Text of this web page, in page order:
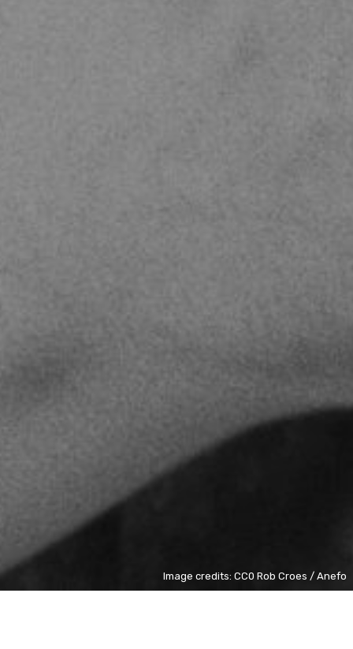
Image credits: CC0 Rob Croes / Anefo